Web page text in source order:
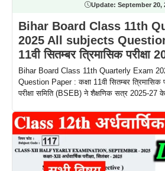
Update: September 20,
Bihar Board Class 11th
2025 All subjects
11वी सितम्बर त्रिमासिक परीक्षा
Bihar Board Class 11th Quarterly Exam
Question Paper : कक्षा 11वी सितम्बर त्रिमासिक
परीक्षा समिति (BSEB) ने शैक्षणिक सत्र 2025-27 के